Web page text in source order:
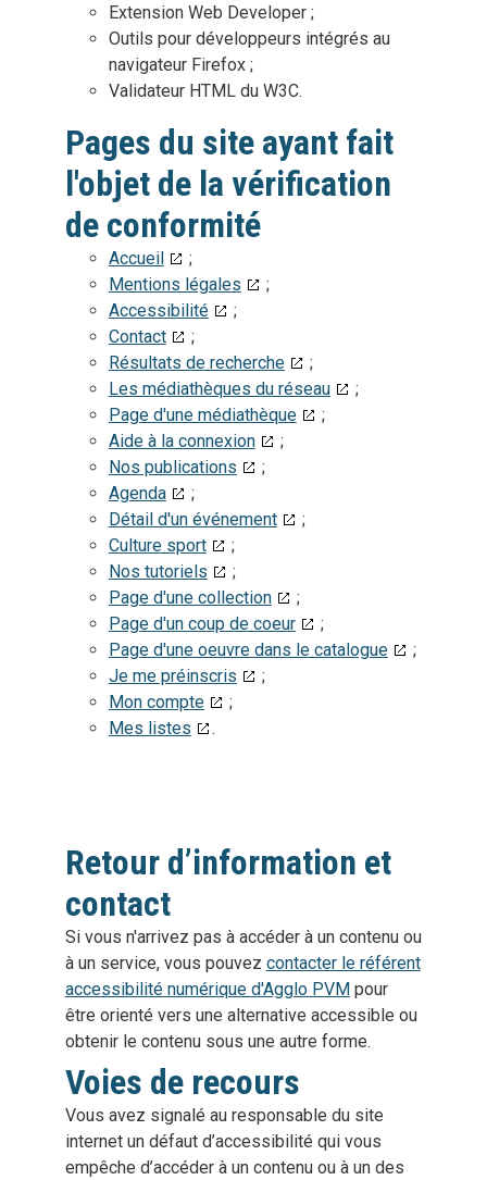
Extension Web Developer ;
Outils pour développeurs intégrés au
navigateur Firefox ;
Validateur HTML du W3C.
Pages du site ayant fait
l'objet de la vérification
de conformité
Accueil
;
Mentions légales
;
Accessibilité
;
Contact
;
Résultats de recherche
;
Les médiathèques du réseau
;
Page d'une médiathèque
;
Aide à la connexion
;
Nos publications
;
Agenda
;
Détail d'un événement
;
Culture sport
;
Nos tutoriels
;
Page d'une collection
;
Page d'un coup de coeur
;
Page d'une oeuvre dans le catalogue
;
Je me préinscris
;
Mon compte
;
Mes listes
.
Retour d’information et
contact
Si vous n'arrivez pas à accéder à un contenu ou
à un service, vous pouvez contacter le référent
accessibilité numérique d'Agglo PVMpour
être orienté vers une alternative accessible ou
obtenir le contenu sous une autre forme.
Voies de recours
Vous avez signalé au responsable du site
internet un défaut d’accessibilité qui vous
empêche d’accéder à un contenu ou à un des